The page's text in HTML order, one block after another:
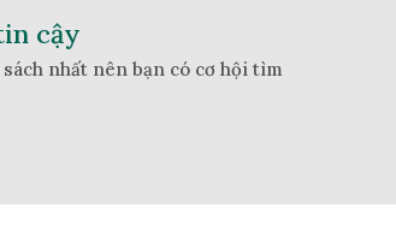
cậy
nhất nên bạn có cơ hội tìm